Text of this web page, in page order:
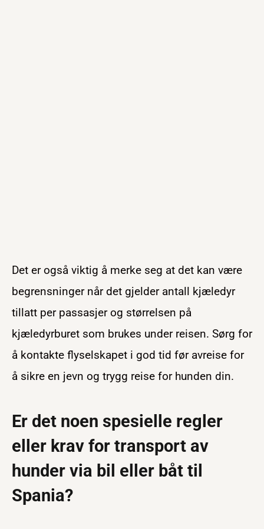
Det er også viktig å merke seg at det kan være
begrensninger når det gjelder antall kjæledyr
tillatt per passasjer og størrelsen på
kjæledyrburet som brukes under reisen. Sørg for
å kontakte flyselskapet i god tid før avreise for
å sikre en jevn og trygg reise for hunden din.
Er det noen spesielle regler
eller krav for transport av
hunder via bil eller båt til
Spania?